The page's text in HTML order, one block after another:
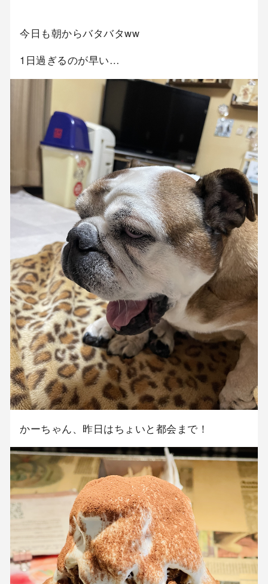
今日も朝からバタバタww
1日過ぎるのが早い…
かーちゃん、昨日はちょいと都会まで！